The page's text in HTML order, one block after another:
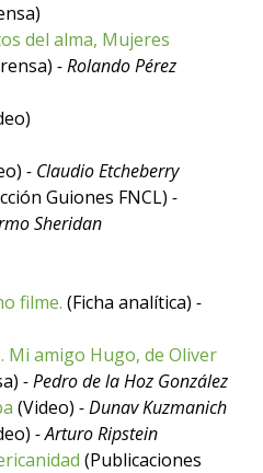
del alma, Mujeres
- Rolando Pérez
- Claudio Etcheberry
Guiones FNCL) -
Sheridan
filme. (Ficha analítica) -
Mi amigo Hugo, de Oliver
- Pedro de la Hoz González
(Video) - Dunav Kuzmanich
- Arturo Ripstein
(Publicaciones